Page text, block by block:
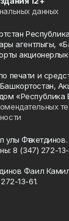
данных
агентлыгы,
акционерлык
печати и
«Республика
Фәтхетдинов.
8 (347) 272-13-
Фаил
13-61.